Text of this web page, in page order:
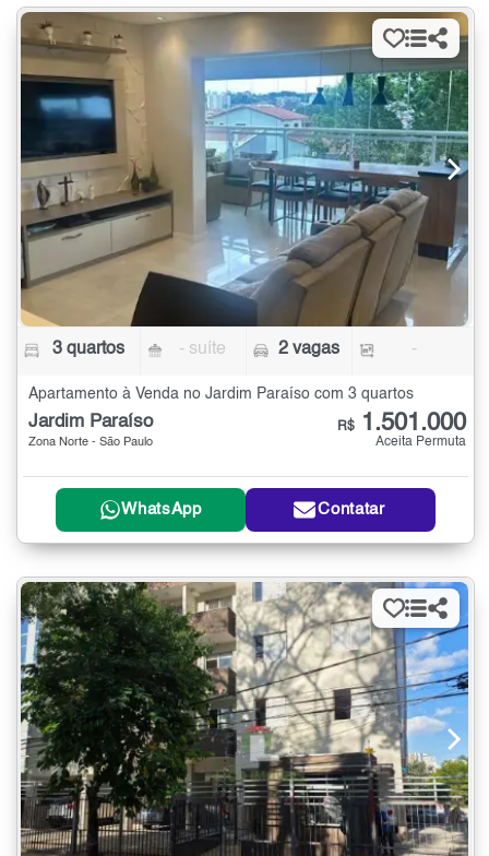
3 quartos - suíte 2 vagas -
Apartamento à Venda no Jardim Paraíso com 3 quartos
Jardim Paraíso
Zona Norte - São Paulo
R$ 1.501.000
Aceita Permuta
WhatsApp Contatar